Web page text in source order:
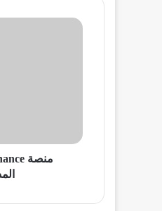
منصة
الإنترنت